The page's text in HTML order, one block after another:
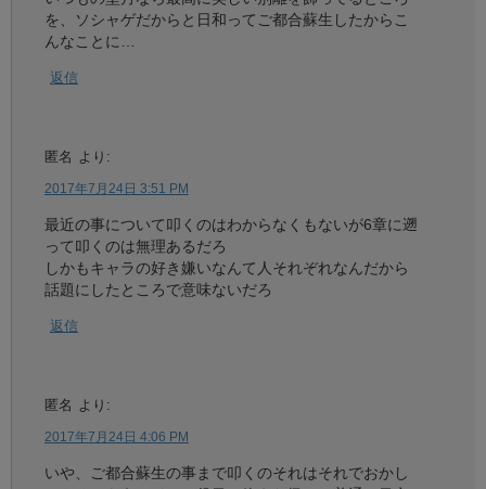
を、ソシャゲだからと日和ってご都合蘇生したからこ
んなことに…
返信
匿名 より:
2017年7月24日 3:51 PM
最近の事について叩くのはわからなくもないが6章に遡
って叩くのは無理あるだろ
しかもキャラの好き嫌いなんて人それぞれなんだから
話題にしたところで意味ないだろ
返信
匿名 より:
2017年7月24日 4:06 PM
いや、ご都合蘇生の事まで叩くのそれはそれでおかし